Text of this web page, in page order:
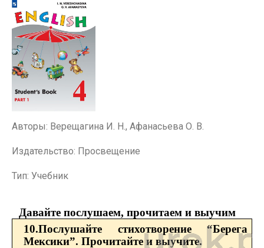
Авторы: Верещагина И. Н., Афанасьева О. В.
Издательство: Просвещение
Тип: Учебник
Давайте послушаем, прочитаем и выучим
10.Послушайте стихотворение “Берега
Мексики”. Прочитайте и выучите.